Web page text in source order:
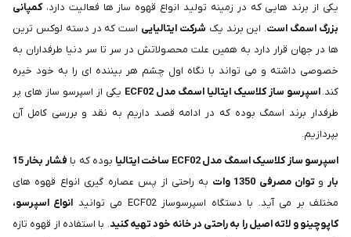
یکی از برند هایی که در زمینه تولید انواع قهوه ساز ها فعالیت دارد،کمپانی
بزرگ اسمگ است. این برند یک شرکت ایتالیایی است که در دسته لوکس ترین
ها در جهان قرار دارد به همین علت محصولاتش در سر تا سر دنیا طرفداران به
خصوصی داشته و می تواند با نگاه اول چشم هر بیننده ای را به خود خیره
کند.اسپرسو ساز کلاسیک ایتالیا اسمگ مدل ECF02
یکی از اسپرسو ساز های پر
طرفدار برند اسمگ بوده که در ادامه قصد داریم به نقد و بررسی کامل آن
بپردازیم.
اسپرسو ساز کلاسیک اسمگ مدل ECF02 ساخت ایتالیا
بوده که با
فشار بخار 15
بار و توان مصرفی 1350 وات
به راحتی از پس عصاره گیری انواع قهوه های
مختلف بر می آید. با دستگاه اسپرسوساز ECF02 می توانید
انواع اسپرسو،
کاپوچینو و لاته اصیل را به راحتی در خانه خود تهیه کنید. با استفاده از قهوه تازه